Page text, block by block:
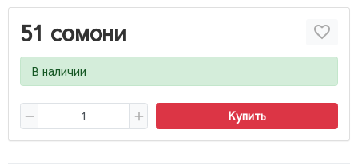
51 сомони
В наличии
Купить